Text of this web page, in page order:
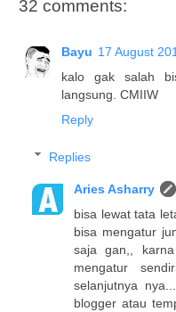
32 comments:
Bayu 17 August
kalo gak salah
langsung. CMIIW
Reply
Replies
Aries Asharry
bisa lewat tata
bisa mengatur
saja gan,,
mengatur
selanjutnya
blogger atau